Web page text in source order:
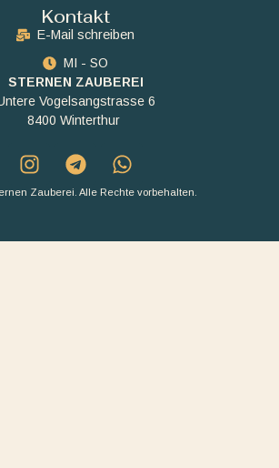
Kontakt
E-Mail schreiben
MI - SO
STERNEN ZAUBEREI
Vogelsangstrasse 6
8400 Winterthur
Zauberei. Alle Rechte vorbehalten.